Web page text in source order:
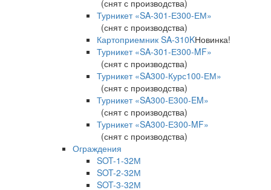
(снят с производства)
Турникет «SA-301-Е300-ЕМ»
(снят с производства)
Картоприемник SA-310KНовинка!
Турникет «SA-301-Е300-MF»
(снят с производства)
Турникет «SA300-Курс100-ЕМ»
(снят с производства)
Турникет «SA300-Е300-EM»
(снят с производства)
Турникет «SA300-Е300-MF»
(снят с производства)
Ограждения
SOT-1-32М
SOT-2-32М
SOT-3-32М